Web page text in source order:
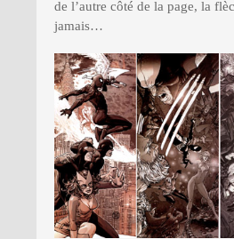
de l’autre côté de la page, la
jamais…